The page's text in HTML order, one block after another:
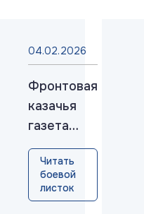
04.02.2026
Фронтовая
казачья
газета
«ПИКА»:
выпуск
№37,
январь
Читать
боевой
листок